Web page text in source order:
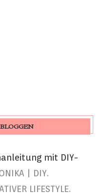
mit DIY-
| DIY.
LIFESTYLE.